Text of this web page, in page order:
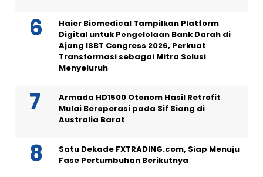
Haier Biomedical Tampilkan Platform
Digital untuk Pengelolaan Bank Darah di
Ajang ISBT Congress 2026, Perkuat
Transformasi sebagai Mitra Solusi
Menyeluruh
Armada HD1500 Otonom Hasil Retrofit
Mulai Beroperasi pada Sif Siang di
Australia Barat
Satu Dekade FXTRADING.com, Siap Menuju
Fase Pertumbuhan Berikutnya